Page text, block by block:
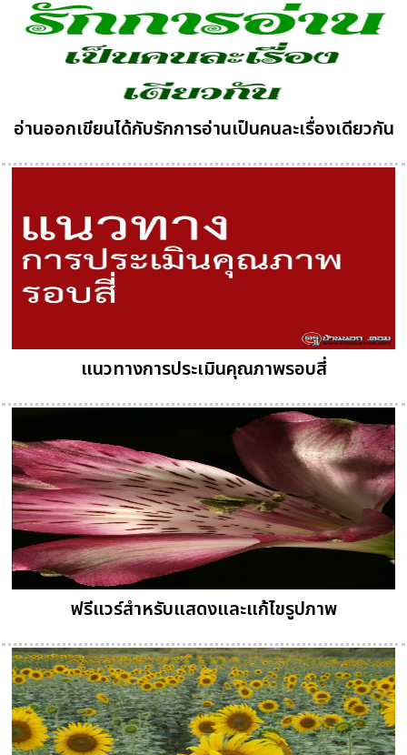
อ่านออกเขียนได้กับรักการอ่านเป็นคนละเรื่องเดียวกัน
แนวทางการประเมินคุณภาพรอบสี่
ฟรีแวร์สำหรับแสดงและแก้ไขรูปภาพ